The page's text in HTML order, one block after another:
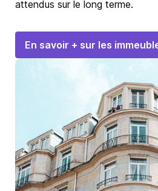
attendus sur le long terme.
En savoir + sur les